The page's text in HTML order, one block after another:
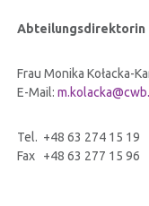
KONTAKT
Abteilungsdirektorin
Frau Monika Kołacka-
E-Mail:
Tel. +48 63 274 15 19
Fax +48 63 277 15 96